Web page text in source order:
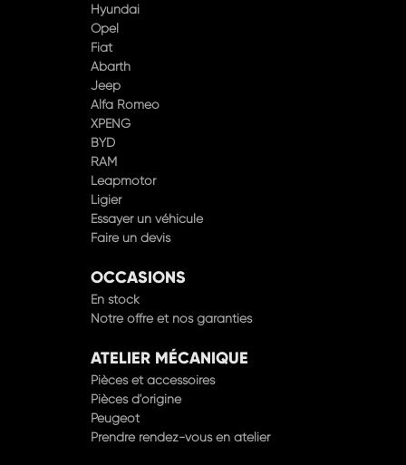
Hyundai
Opel
Fiat
Abarth
Jeep
Alfa Romeo
XPENG
BYD
RAM
Leapmotor
Ligier
Essayer un véhicule
Faire un devis
OCCASIONS
En stock
Notre offre et nos garanties
ATELIER MÉCANIQUE
Pièces et accessoires
Pièces d'origine
Peugeot
Prendre rendez-vous en atelier